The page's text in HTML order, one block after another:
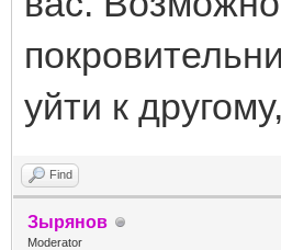
уйти к
Find
Зырянов
Moderator